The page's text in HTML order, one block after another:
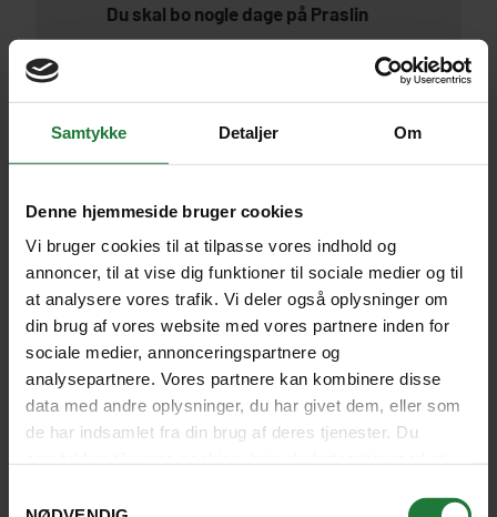
Samtykke Detaljer Om
Denne hjemmeside bruger cookies
Vi bruger cookies til at tilpasse vores indhold og
annoncer, til at vise dig funktioner til sociale medier og til
at analysere vores trafik. Vi deler også oplysninger om
din brug af vores website med vores partnere inden for
sociale medier, annonceringspartnere og
analysepartnere. Vores partnere kan kombinere disse
data med andre oplysninger, du har givet dem, eller som
de har indsamlet fra din brug af deres tjenester. Du
Du skal bo nogle dage på Praslin
Vallée De Mai, verdens
ældste regnskov, som er
dobbelte kokosnød, coco
For at bo på vidunderlige
strande med et hyggeligt
liv i form af restauranter
og lokalt liv
La Digue